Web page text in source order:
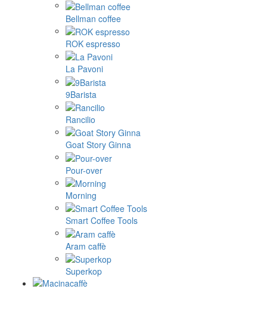
Bellman coffee
ROK espresso
La Pavoni
9Barista
Rancilio
Goat Story Ginna
Pour-over
Morning
Smart Coffee Tools
Aram caffè
Superkop